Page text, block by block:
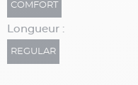
COMFORT
Longueur :
REGULAR